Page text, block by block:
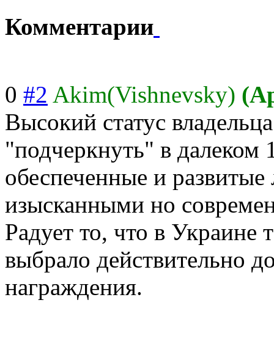
Комментарии
0 #2 Akim(Vishnevsky)
Высокий статус
"подчеркнуть" в
обеспеченные и
изысканными но
Радует то, что в
выбрало действительно
награждения.